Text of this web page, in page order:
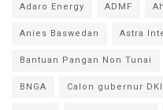
Adaro Energy ADMF
Anies Baswedan Astra
Bantuan Pangan Non Tunai
BNGA Calon gubernur